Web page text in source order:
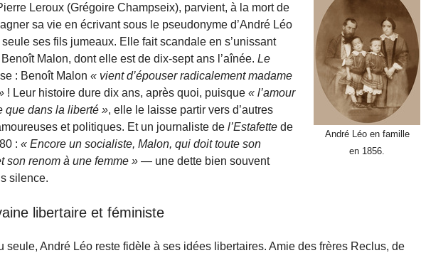
André Léo en famille
en 1856.
Leroux (Grégoire Champseix), parvient, à la mort de
sa vie en écrivant sous le pseudonyme d’André Léo
ses fils jumeaux. Elle fait scandale en s’unissant
Benoît Malon, dont elle est de dix-sept ans l’aînée. Le
: Benoît Malon
vient d’épouser radicalement madame
! Leur histoire dure dix ans, après quoi, puisque
l’amour
que dans la liberté
, elle le laisse partir vers d’autres
et politiques. Et un journaliste de l’Estafette de
:
Encore un socialiste, Malon, qui doit toute son
son renom à une femme
— une dette bien souvent
silence.
libertaire et féministe
seule, André Léo reste fidèle à ses idées libertaires. Amie des frères Reclus, de